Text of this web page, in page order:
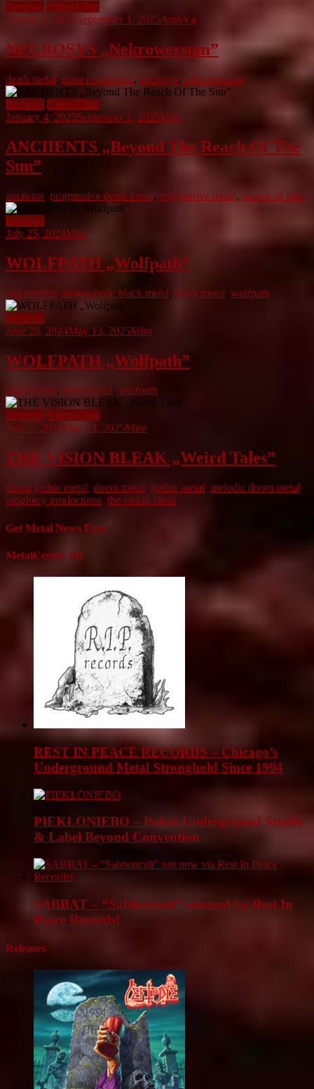
Reviews Video Clips
January 9, 2025September 1, 2025AmhVg
NECROSYS „Nekrowersum”
death metal, mara production, necrosys, nekrowersum
Reviews Video Clips
January 4, 2025September 1, 2025Miro
ANCIIENTS „Beyond The Reach Of The
Sun”
anciients progressive death metal, progressive metal, season of mist
Reviews
July 25, 2024Miro
WOLFPATH „Wolfpath”
adg records, atmospheric black metal, black metal, wolfpath
Reviews
June 28, 2024May 13, 2025Miro
WOLFPATH „Wolfpath”
adg records, black metal, wolfpath
Reviews Video Clips
June 5, 2024May 13, 2025Miro
THE VISION BLEAK „Weird Tales”
doom gothic metal doom metal, gothic metal, melodic doom metal
prophecy productions, the vision bleak
Get Metal News First
MetalCentre PR
REST IN PEACE RECORDS – Chicago’s
Underground Metal Stronghold Since 1994
PIEKŁONIEBO – Polish Underground Studio
& Label Beyond Convention
SABBAT – “Sabbaticult” released by Rest In
Peace Records!
Releases